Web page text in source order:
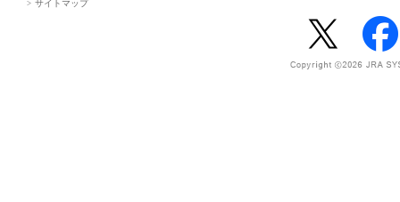
サイトマップ